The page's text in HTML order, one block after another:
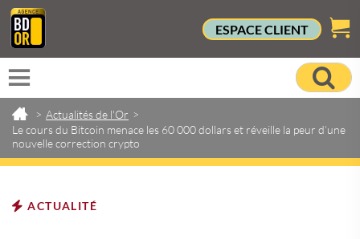
ESPACE CLIENT
> Actualités de l'Or >
Le cours du Bitcoin menace les 60 000 dollars et réveille la peur d’une
nouvelle correction crypto
ACTUALITÉ